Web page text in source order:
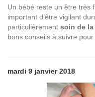
Un bébé reste un être très
important d’être vigilant
particulièrement soin de la
bons conseils à suivre
mardi 9 janvier 2018